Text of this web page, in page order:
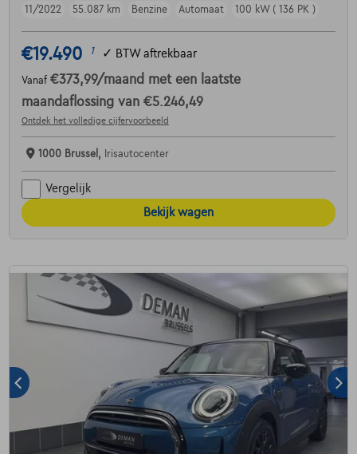
11/2022
55.087 km Benzine Automaat 100 kW ( 136 PK )
€19.490 1 ✓ BTW aftrekbaar
Vanaf €373,99/maand met een laatste
maandaflossing van €5.246,49
Ontdek het volledige cijfervoorbeeld
1000 Brussel, Irisautocenter
Vergelijk
Bekijk wagen